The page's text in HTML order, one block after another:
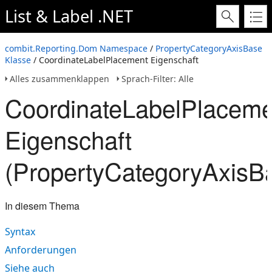
List & Label .NET
combit.Reporting.Dom Namespace / PropertyCategoryAxisBase
Klasse / CoordinateLabelPlacement Eigenschaft
Alles zusammenklappen
Sprach-Filter: Alle
Eigenschaft
In diesem Thema
Syntax
Anforderungen
Siehe auch